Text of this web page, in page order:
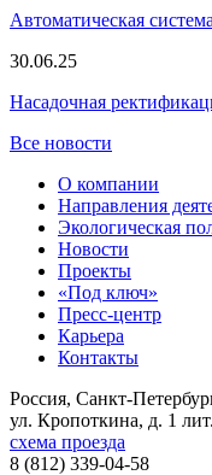
Автоматическая
30.06.25
Насадочная
Все новости
О компании
Направления
Экологическая
Новости
Проекты
«Под ключ»
Пресс-центр
Карьера
Контакты
Россия, Санкт-
ул. Кропоткина, д. 1
схема проезда
8 (812) 339-04-58